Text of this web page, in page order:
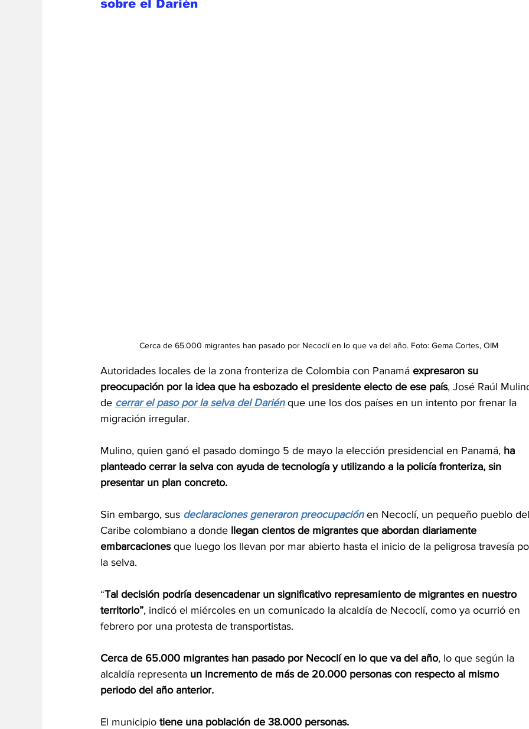
sobre el Darién
Cerca de 65.000 migrantes han pasado por Necoclí en lo que va del año. Foto: Gema Cortes, OIM
Autoridades locales de la zona fronteriza de Colombia con Panamá expresaron su
preocupación por la idea que ha esbozado el presidente electo de ese país, José Raúl
de cerrar el paso por la selva del Darién que une los dos países en un intento por frenar la
migración irregular.
Mulino, quien ganó el pasado domingo 5 de mayo la elección presidencial en Panamá, ha
planteado cerrar la selva con ayuda de tecnología y utilizando a la policía fronteriza, sin
presentar un plan concreto.
Sin embargo, sus declaraciones generaron preocupación en Necoclí, un pequeño pueblo
Caribe colombiano a donde llegan cientos de migrantes que abordan diariamente
embarcaciones que luego los llevan por mar abierto hasta el inicio de la peligrosa travesía
la selva.
“Tal decisión podría desencadenar un significativo represamiento de migrantes en nuestro
territorio”, indicó el miércoles en un comunicado la alcaldía de Necoclí, como ya ocurrió en
febrero por una protesta de transportistas.
Cerca de 65.000 migrantes han pasado por Necoclí en lo que va del año, lo que según la
alcaldía representa un incremento de más de 20.000 personas con respecto al mismo
periodo del año anterior.
El municipio tiene una población de 38.000 personas.